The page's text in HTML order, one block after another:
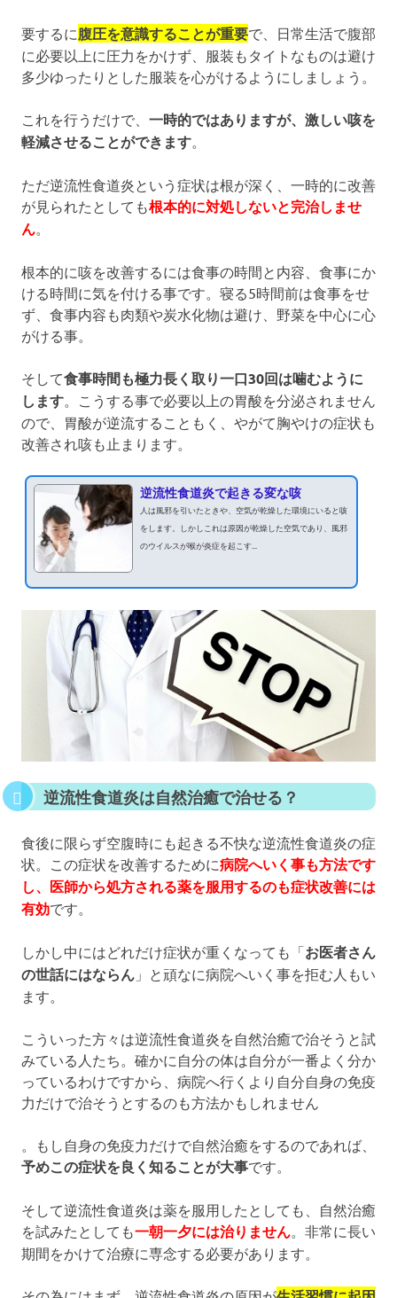
要するに腹圧を意識することが重要で、日常生活で腹部
に必要以上に圧力をかけず、服装もタイトなものは避け
多少ゆったりとした服装を心がけるようにしましょう。
これを行うだけで、 一時的ではありますが、激しい咳を
軽減させることができます
ただ逆流性食道炎という症状は根が深く、一時的に改善
が見られたとしても根本的に対処しないと完治しませ
ん
根本的に咳を改善するには食事の時間と内容、食事にか
ける時間に気を付ける事です。寝る5時間前は食事をせ
ず、食事内容も肉類や炭水化物は避け、野菜を中心に心
がける事。
そして食事時間も極力長く取り一口30回は噛むように
します 。こうする事で必要以上の胃酸を分泌されません
ので、胃酸が逆流することもく、やがて胸やけの症状も
改善され咳も止まります。
逆流性食道炎で起きる変な咳
人は風邪を引いたときや、空気が乾燥した環境にいると咳
をします。しかしこれは原因が乾燥した空気であり、風邪
のウイルスが喉が炎症を起こす...
逆流性食道炎は自然治癒で治せる？
食後に限らず空腹時にも起きる不快な逆流性食道炎の症
状。この症状を改善するために病院へいく事も方法です
し、医師から処方される薬を服用するのも症状改善には
有効です。
しかし中にはどれだけ症状が重くなっても「お医者さん
の世話にはならん 」と頑なに病院へいく事を拒む人もい
ます。
こういった方々は逆流性食道炎を自然治癒で治そうと試
みている人たち。確かに自分の体は自分が一番よく分か
っているわけですから、病院へ行くより自分自身の免疫
力だけで治そうとするのも方法かもしれません
。もし自身の免疫力だけで自然治癒をするのであれば、
予めこの症状を良く知ることが大事です。
そして逆流性食道炎は薬を服用したとしても、自然治癒
を試みたとしても一朝一夕には治りません 。非常に長い
期間をかけて治療に専念する必要があります。